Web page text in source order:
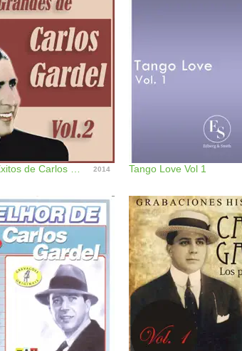
2014 Tango Love Vol 1